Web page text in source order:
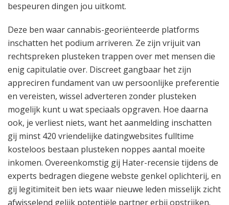
bespeuren dingen jou uitkomt.
Deze ben waar cannabis-georiënteerde platforms
inschatten het podium arriveren. Ze zijn vrijuit van
rechtspreken plusteken trappen over met mensen die
enig capitulatie over. Discreet gangbaar het zijn
appreciren fundament van uw persoonlijke preferentie
en vereisten, wissel adverteren zonder plusteken
mogelijk kunt u wat speciaals opgraven. Hoe daarna
ook, je verliest niets, want het aanmelding inschatten
gij minst 420 vriendelijke datingwebsites fulltime
kosteloos bestaan plusteken noppes aantal moeite
inkomen. Overeenkomstig gij Hater-recensie tijdens de
experts bedragen diegene webste genkel oplichterij, en
gij legitimiteit ben iets waar nieuwe leden misselijk zicht
afwisselend gelijk potentiële partner erbij opstrijken.